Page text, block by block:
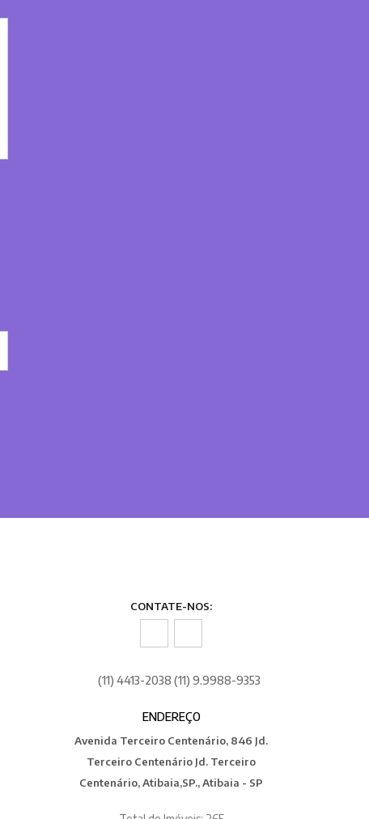
CONTATE-NOS:
(11) 4413-2038 (11) 9.9988-9353
ENDEREÇO
Avenida Terceiro Centenário, 846 Jd.
Terceiro Centenário Jd. Terceiro
Centenário, Atibaia,SP., Atibaia - SP